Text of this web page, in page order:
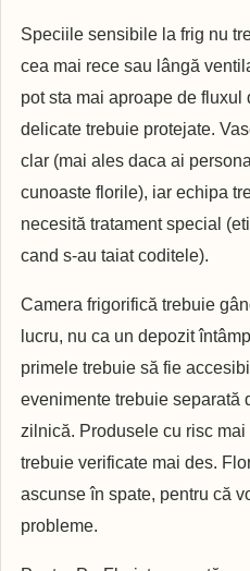
Speciile sensibile la frig nu
cea mai rece sau lângă
pot sta mai aproape de fluxul
delicate trebuie protejate.
clar (mai ales daca ai
cunoaste florile), iar echipa
necesită tratament special
cand s-au taiat coditele).
Camera frigorifică trebuie
lucru, nu ca un depozit
primele trebuie să fie
evenimente trebuie separată
zilnică. Produsele cu risc
trebuie verificate mai des.
ascunse în spate, pentru că
probleme.